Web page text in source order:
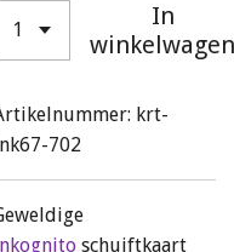
In
winkelwagen
krt-
702
schuiftkaart